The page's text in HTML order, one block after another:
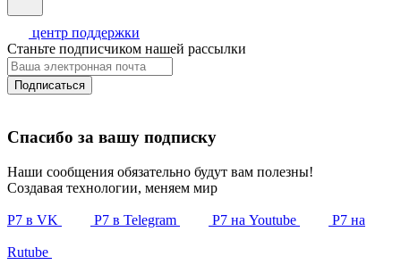
центр поддержки
Станьте подписчиком нашей рассылки
Подписаться
Спасибо за вашу подписку
Наши сообщения обязательно будут вам полезны!
Создавая технологии, меняем мир
Р7 в VK Р7 в Telegram Р7 на Youtube Р7 на
Rutube